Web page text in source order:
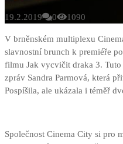
19.2.2019 0 1090
V brněnském multiplexu
slavnostní brunch k premiéře
filmu Jak vycvičit draka 3.
zpráv Sandra Parmová, která
Pospíšila, ale ukázala i téměř
Společnost Cinema City si pro